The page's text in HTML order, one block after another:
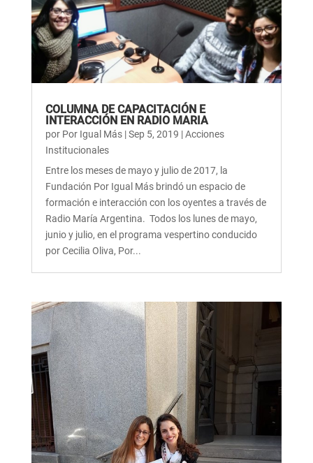
COLUMNA DE CAPACITACIÓN E
INTERACCIÓN EN RADIO MARIA
por Por Igual Más|Sep 5, 2019 |Acciones
Institucionales
Entre los meses de mayo y julio de 2017, la
Fundación Por Igual Más brindó un espacio de
formación e interacción con los oyentes a través de
Radio María Argentina. Todos los lunes de mayo,
junio y julio, en el programa vespertino conducido
por Cecilia Oliva, Por...